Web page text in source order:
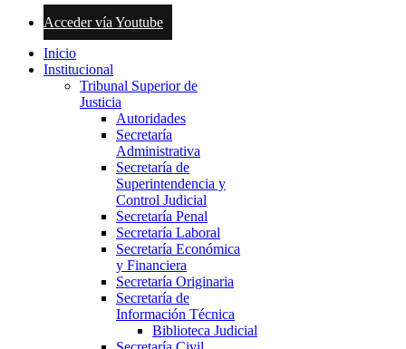
Acceder vía Youtube
Inicio
Institucional
Tribunal Superior de
Justicia
Autoridades
Secretaría
Administrativa
Secretaría de
Superintendencia y
Control Judicial
Secretaría Penal
Secretaría Laboral
Secretaría Económica
y Financiera
Secretaría Originaria
Secretaría de
Información Técnica
Biblioteca Judicial